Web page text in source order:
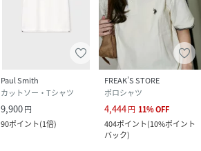
Paul Smith
カットソー・Tシャツ
9,900円
90ポイント(1倍)
FREAK’S STORE
ポロシャツ
4,444円 11%OFF
404ポイント(10%ポイント
バック)